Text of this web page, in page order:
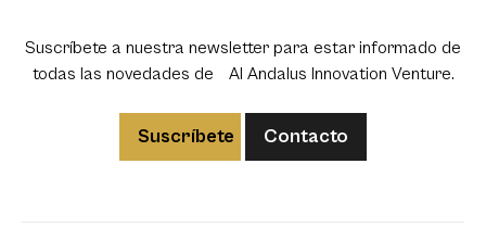
Suscríbete a nuestra newsletter para estar informado de
todas las novedades de Al Andalus Innovation Venture.
Suscríbete Contacto